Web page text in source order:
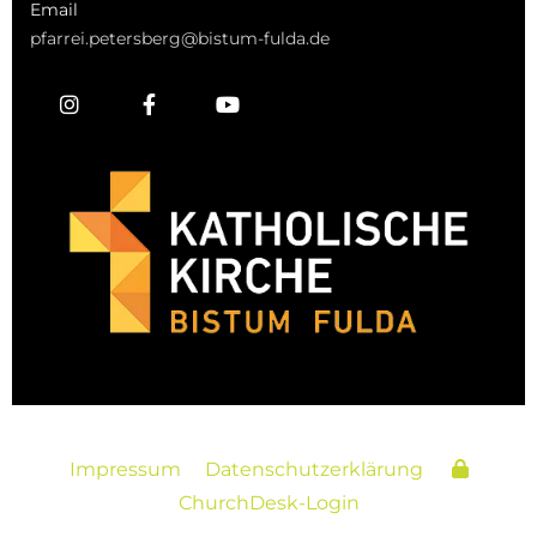
Email
pfarrei.petersberg@bistum-fulda.de
Impressum
Datenschutzerklärung
ChurchDesk-Login